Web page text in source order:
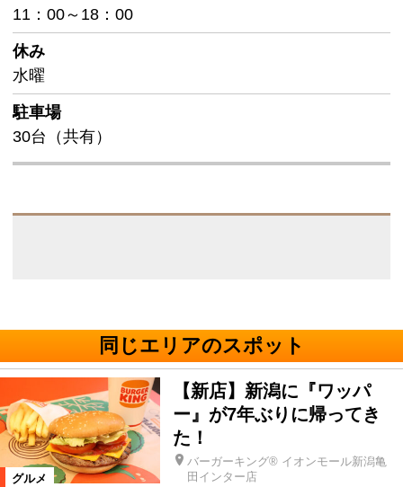
11：00～18：00
休み
水曜
駐車場
30台（共有）
同じエリアのスポット
グルメ
【新店】新潟に『ワッパ
ー』が7年ぶりに帰ってき
た！
バーガーキング® イオンモール新潟亀
田インター店